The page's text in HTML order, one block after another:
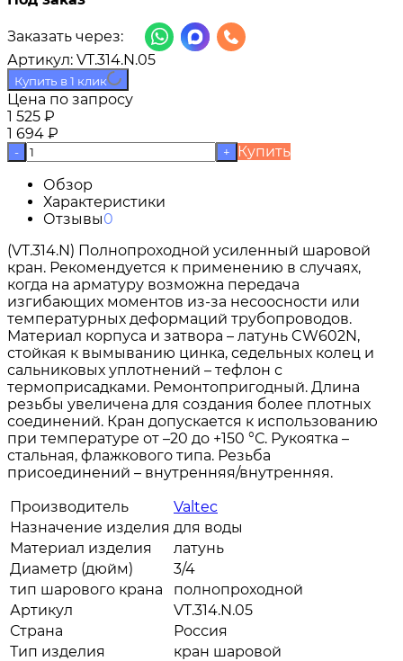
Заказать через:
Артикул: VT.314.N.05
Купить в 1 клик
Цена по запросу
1 525 ₽
1 694 ₽
- +
Купить
Обзор
Характеристики
Отзывы0
(VT.314.N) Полнопроходной усиленный шаровой
кран. Рекомендуется к применению в случаях,
когда на арматуру возможна передача
изгибающих моментов из-за несоосности или
температурных деформаций трубопроводов.
Материал корпуса и затвора – латунь CW602N,
стойкая к вымыванию цинка, седельных колец и
сальниковых уплотнений – тефлон с
термоприсадками. Ремонтопригодный. Длина
резьбы увеличена для создания более плотных
соединений. Кран допускается к использованию
при температуре от –20 до +150 °С. Рукоятка –
стальная, флажкового типа. Резьба
присоединений – внутренняя/внутренняя.
Производитель
Valtec
Назначение изделия для воды
Материал изделия
латунь
Диаметр (дюйм)
3/4
тип шарового крана
полнопроходной
Артикул
VT.314.N.05
Страна
Россия
Тип изделия
кран шаровой